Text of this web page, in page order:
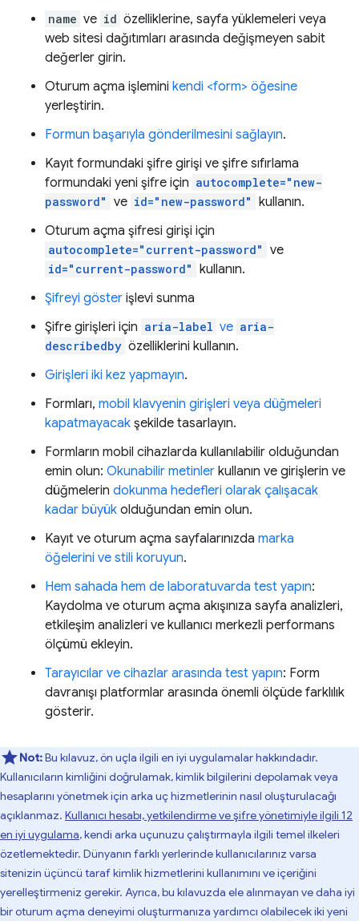
name ve id özelliklerine, sayfa yüklemeleri veya
web sitesi dağıtımları arasında değişmeyen sabit
değerler girin.
Oturum açma işlemini kendi <form> öğesine
yerleştirin.
Formun başarıyla gönderilmesini sağlayın.
Kayıt formundaki şifre girişi ve şifre sıfırlama
formundaki yeni şifre için autocomplete="new-
password" ve id="new-password" kullanın.
Oturum açma şifresi girişi için
autocomplete="current-password" ve
id="current-password" kullanın.
Şifreyi göster işlevi sunma
Şifre girişleri için aria-label ve aria-
describedby özelliklerini kullanın.
Girişleri iki kez yapmayın.
Formları, mobil klavyenin girişleri veya düğmeleri
kapatmayacak şekilde tasarlayın.
Formların mobil cihazlarda kullanılabilir olduğundan
emin olun: Okunabilir metinler kullanın ve girişlerin ve
düğmelerin dokunma hedefleri olarak çalışacak
kadar büyük olduğundan emin olun.
Kayıt ve oturum açma sayfalarınızda marka
öğelerini ve stili koruyun.
Hem sahada hem de laboratuvarda test yapın:
Kaydolma ve oturum açma akışınıza sayfa analizleri,
etkileşim analizleri ve kullanıcı merkezli performans
ölçümü ekleyin.
Tarayıcılar ve cihazlar arasında test yapın: Form
davranışı platformlar arasında önemli ölçüde farklılık
gösterir.
Not:Bu kılavuz, ön uçla ilgili en iyi uygulamalar hakkındadır.
Kullanıcıların kimliğini doğrulamak, kimlik bilgilerini depolamak veya
hesaplarını yönetmek için arka uç hizmetlerinin nasıl oluşturulacağı
açıklanmaz. Kullanıcı hesabı, yetkilendirme ve şifre yönetimiyle ilgili 12
en iyi uygulama, kendi arka uçunuzu çalıştırmayla ilgili temel ilkeleri
özetlemektedir. Dünyanın farklı yerlerinde kullanıcılarınız varsa
sitenizin üçüncü taraf kimlik hizmetlerini kullanımını ve içeriğini
yerelleştirmeniz gerekir. Ayrıca, bu kılavuzda ele alınmayan ve daha iyi
bir oturum açma deneyimi oluşturmanıza yardımcı olabilecek iki yeni